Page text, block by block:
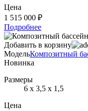
Цена
1 515 000 ₽
Подробнее
Добавить в корзину
МодельКомпозитный
Новинка
Размеры
6 х 3,5 х 1,5
Цена